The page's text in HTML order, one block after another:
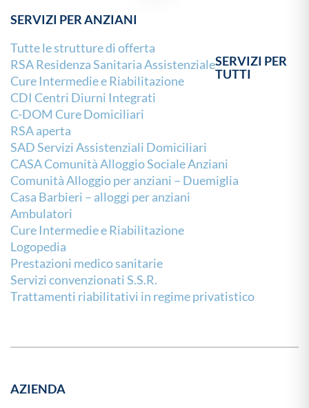
SERVIZI PER ANZIANI
Tutte le strutture di offerta
RSA Residenza Sanitaria Assistenziale
Cure Intermedie e Riabilitazione
CDI Centri Diurni Integrati
C-DOM Cure Domiciliari
RSA aperta
SAD Servizi Assistenziali Domiciliari
CASA Comunità Alloggio Sociale Anziani
Comunità Alloggio per anziani – Duemiglia
Casa Barbieri – alloggi per anziani
SERVIZI PER
TUTTI
Ambulatori
Cure Intermedie e Riabilitazione
Logopedia
Prestazioni medico sanitarie
Servizi convenzionati S.S.R.
Trattamenti riabilitativi in regime privatistico
AZIENDA